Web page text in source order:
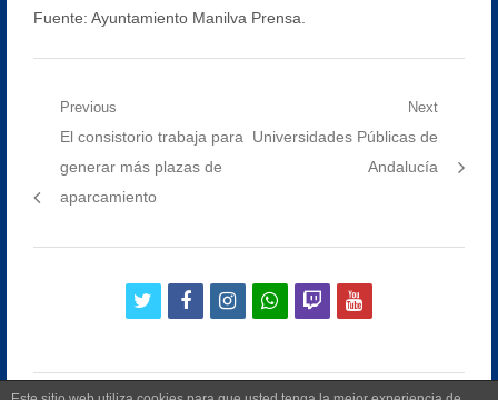
Fuente: Ayuntamiento Manilva Prensa.
Navegación
entradas
Previous
Previous
post:
El consistorio trabaja para
generar más plazas de
aparcamiento
Next
Next
Universidades Públicas de
Andalucía
twitterfacebookinstagramwhatsapp
twitchyoutube